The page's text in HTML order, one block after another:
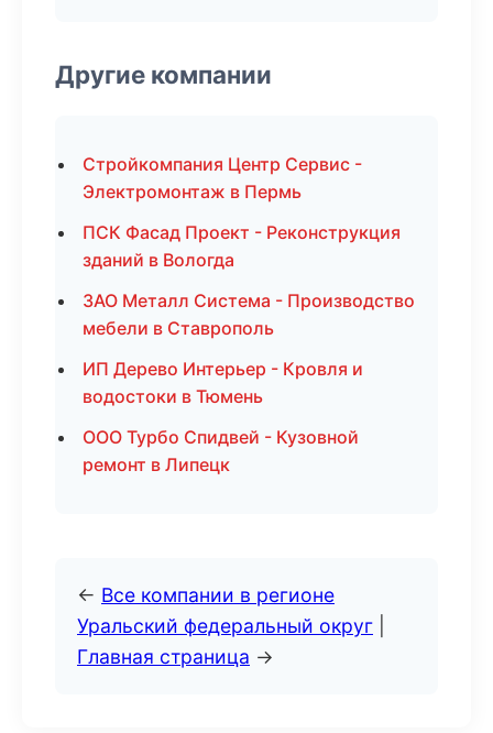
Другие компании
Стройкомпания Центр Сервис -
Электромонтаж в Пермь
ПСК Фасад Проект - Реконструкция
зданий в Вологда
ЗАО Металл Система - Производство
мебели в Ставрополь
ИП Дерево Интерьер - Кровля и
водостоки в Тюмень
ООО Турбо Спидвей - Кузовной
ремонт в Липецк
← Все компании в регионе
Уральский федеральный округ
Главная страница →